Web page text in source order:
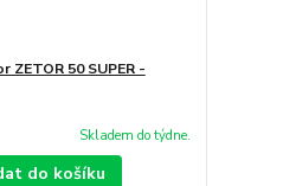
50 SUPER -
Skladem do týdne.
do košíku